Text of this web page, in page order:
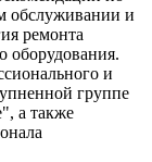
обслуживании и
ремонта
оборудования.
и
группе
а также